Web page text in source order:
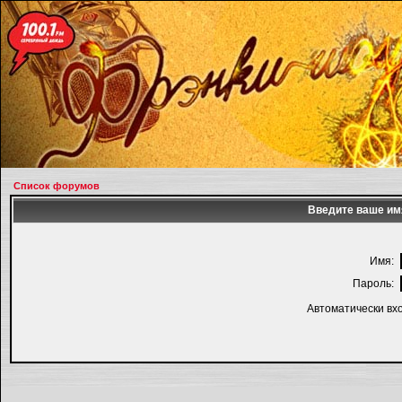
Список форумов
Введите ваше
Имя:
Пароль:
Автоматически